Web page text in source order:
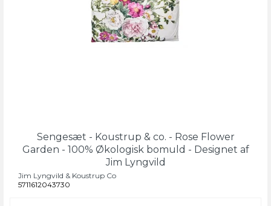
Sengesæt - Koustrup & co. - Rose Flower
Garden - 100% Økologisk bomuld - Designet af
Jim Lyngvild
Jim Lyngvild & Koustrup Co
5711612043730